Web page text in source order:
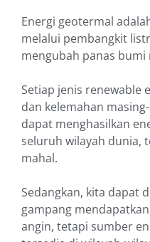
Energi geotermal
melalui pembangkit
mengubah panas
Setiap jenis renewable
dan kelemahan
dapat menghasilkan
seluruh wilayah dunia,
mahal.
Sedangkan, kita dapat
gampang
angin, tetapi sumber